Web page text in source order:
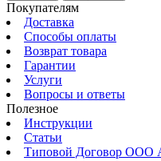
Покупателям
Доставка
Способы оплаты
Возврат товара
Гарантии
Услуги
Вопросы и ответы
Полезное
Инструкции
Статьи
Типовой Договор ООО